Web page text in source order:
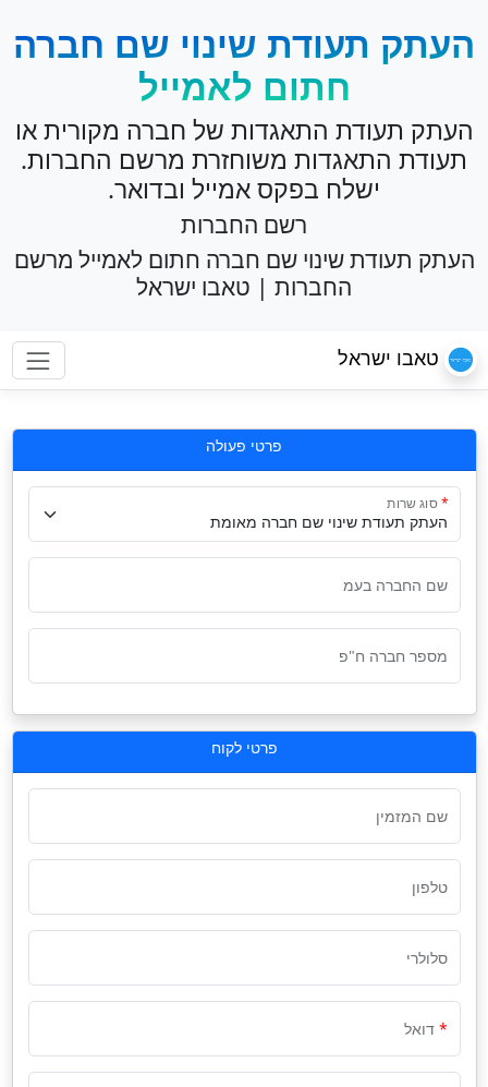
העתק תעודת שינוי שם חברה
חתום לאמייל
העתק תעודת התאגדות של חברה מקורית או
תעודת התאגדות משוחזרת מרשם החברות.
ישלח בפקס אמייל ובדואר.
רשם החברות
העתק תעודת שינוי שם חברה חתום לאמייל מרשם
החברות | טאבו ישראל
טאבו ישראל
פרטי פעולה
סוג שרות
שם החברה בעמ
מספר חברה ח"פ
פרטי לקוח
שם המזמין
טלפון
סלולרי
דואל